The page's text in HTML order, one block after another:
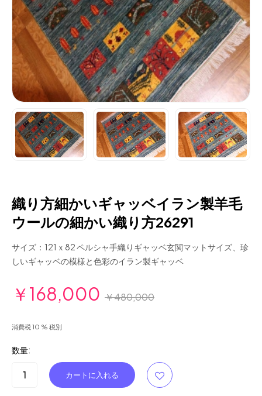
織り方細かいギャッベイラン製羊毛
ウールの細かい織り方26291
サイズ：121ｘ82 ペルシャ手織りギャッベ玄関マットサイズ、珍
しいギャッベの模様と色彩のイラン製ギャッベ
￥168,000 ￥480,000
消費税 10 % 税別
数量: